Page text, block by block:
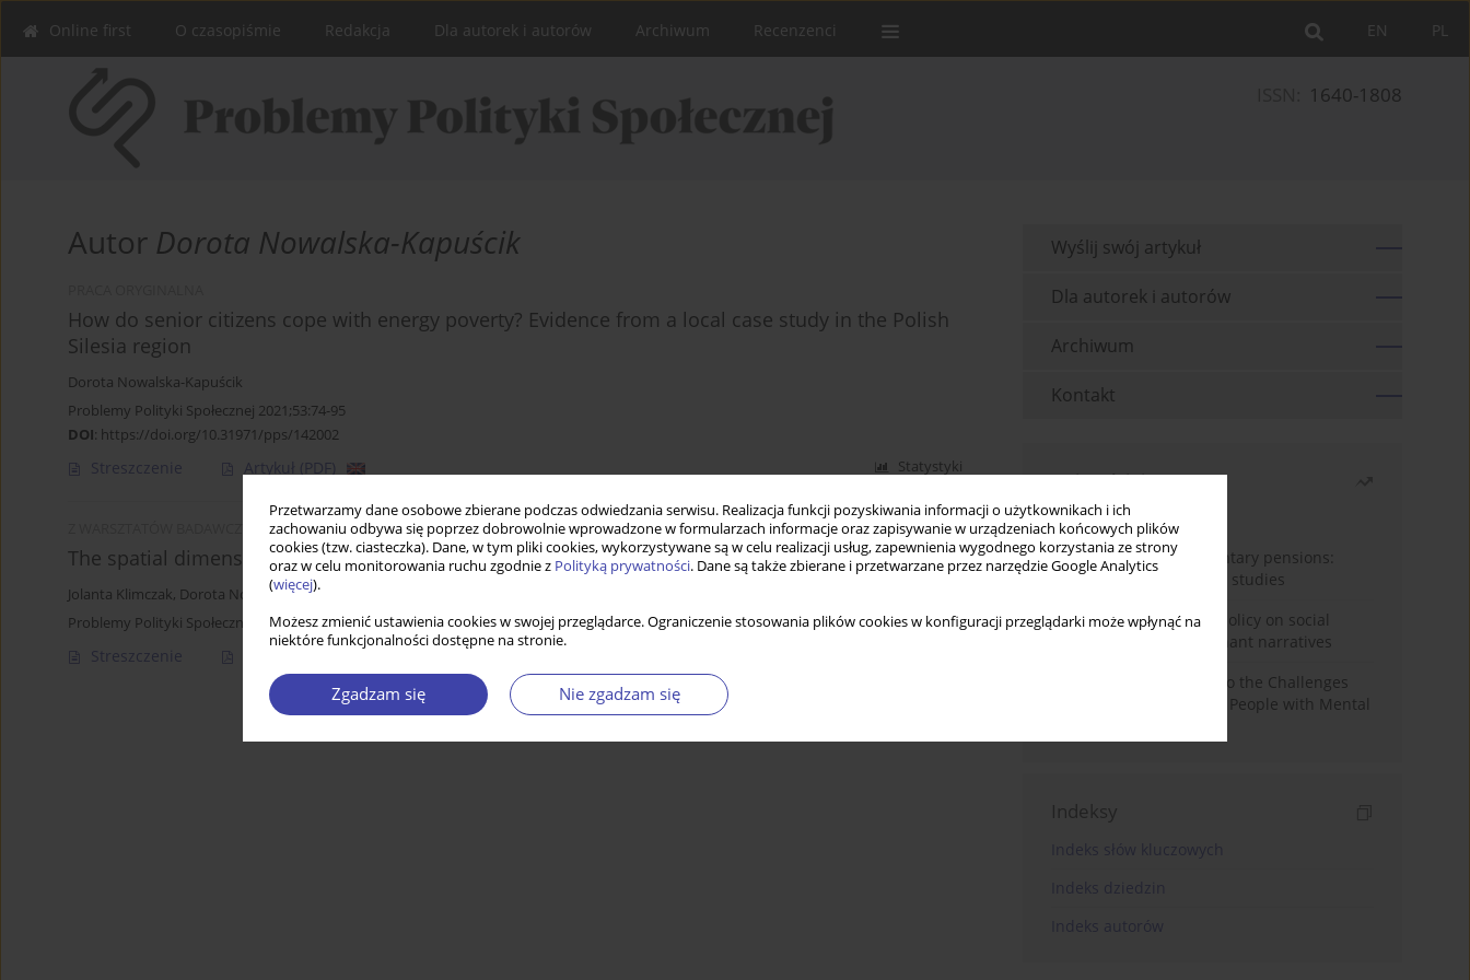
Przetwarzamy dane osobowe zbierane podczas odwiedzania serwisu. Realizacja funkcji pozyskiwania informacji o użytkownikach i ich
zachowaniu odbywa się poprzez dobrowolnie wprowadzone w formularzach informacje oraz zapisywanie w urządzeniach końcowych plików
cookies (tzw. ciasteczka). Dane, w tym pliki cookies, wykorzystywane są w celu realizacji usług, zapewnienia wygodnego korzystania ze strony
oraz w celu monitorowania ruchu zgodnie z Polityką prywatności. Dane są także zbierane i przetwarzane przez narzędzie Google Analytics
(więcej).
Możesz zmienić ustawienia cookies w swojej przeglądarce. Ograniczenie stosowania plików cookies w konfiguracji przeglądarki może wpłynąć na
niektóre funkcjonalności dostępne na stronie.
Zgadzam się Nie zgadzam się
PL
EN
Online first O czasopiśmie Redakcja Dla autorek i autorów Archiwum Recenzenci
1640-1808
Autor Dorota Nowalska-Kapuścik
How do senior citizens cope with energy poverty? Evidence from a local case study in the Polish
Silesia region
Dorota Nowalska-Kapuścik
Problemy Polityki Społecznej 2021;53:74-95
DOI: https://doi.org/10.31971/pps/142002
Streszczenie Artykuł (PDF) Statystyki
The spatial dimensions of households’ resilience
Jolanta Klimczak, Dorota Nowalska-Kapuścik
Problemy Polityki Społecznej 2018;41:73-89
Streszczenie
Wyślij swój artykuł
Dla autorek i autorów
Archiwum
Kontakt
Najczęściej czytane
Miesiąc
Rok
Auto-enrolment in voluntary pensions:
Comparative OECD case studies
Delegitimizing climate policy on social
media platforms: Dominant narratives
Bibliometric Insights into the Challenges
and Needs of Homeless People with Mental
Indeksy
Indeks słów kluczowych
Indeks dziedzin
Indeks autorów